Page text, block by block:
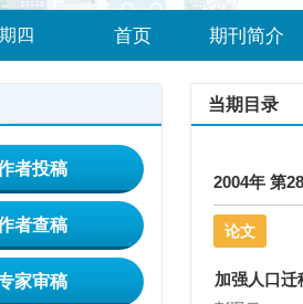
四 首页 期刊简介
者投稿
者查稿
家审稿
当期目录
2004年 第
论文
加强人口